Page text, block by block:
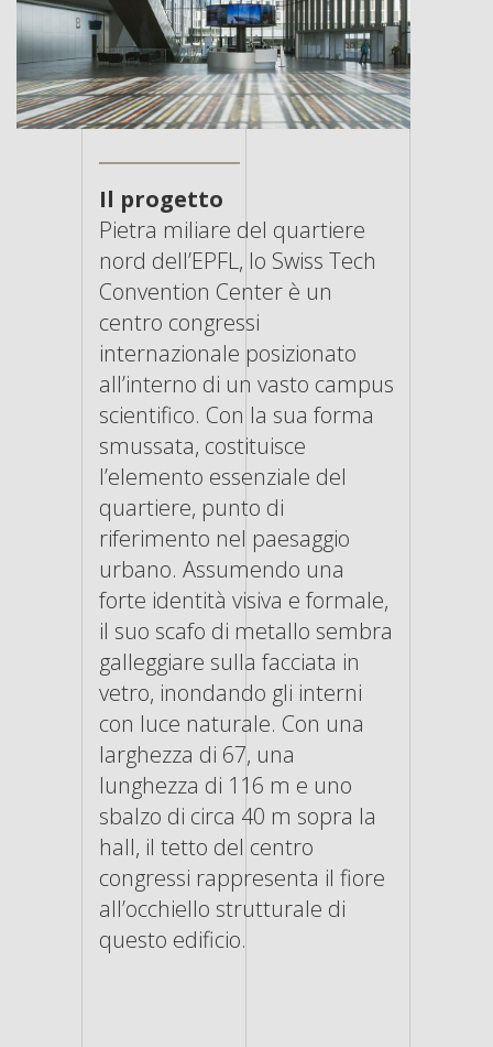
Il progetto
Pietra miliare del quartiere
nord dell’EPFL, lo Swiss Tech
Convention Center è un
centro congressi
internazionale posizionato
all’interno di un vasto campus
scientifico. Con la sua forma
smussata, costituisce
l’elemento essenziale del
quartiere, punto di
riferimento nel paesaggio
urbano. Assumendo una
forte identità visiva e formale,
il suo scafo di metallo sembra
galleggiare sulla facciata in
vetro, inondando gli interni
con luce naturale. Con una
larghezza di 67, una
lunghezza di 116 m e uno
sbalzo di circa 40 m sopra la
hall, il tetto del centro
congressi rappresenta il fiore
all’occhiello strutturale di
questo edificio.